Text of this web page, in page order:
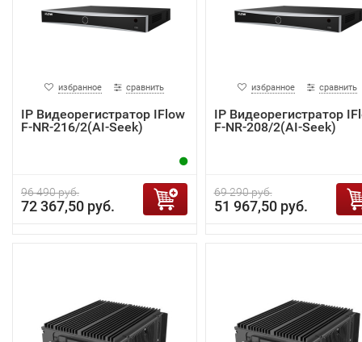
избранное сравнить
IP Видеорегистратор IFlow
F-NR-216/2(AI-Seek)
96 490 руб.
72 367,50 руб.
избранное сравнить
IP Видеорегистратор
F-NR-208/2(AI-Seek)
69 290 руб.
51 967,50 руб.